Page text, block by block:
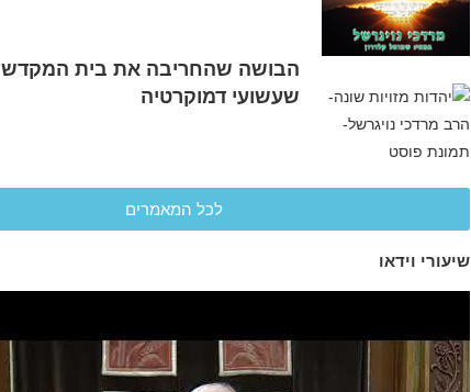
הבושה שהחריבה את בית המקדש
שעשועי דמוקרטיה
לכל המאמרים
שיעורי וידאו